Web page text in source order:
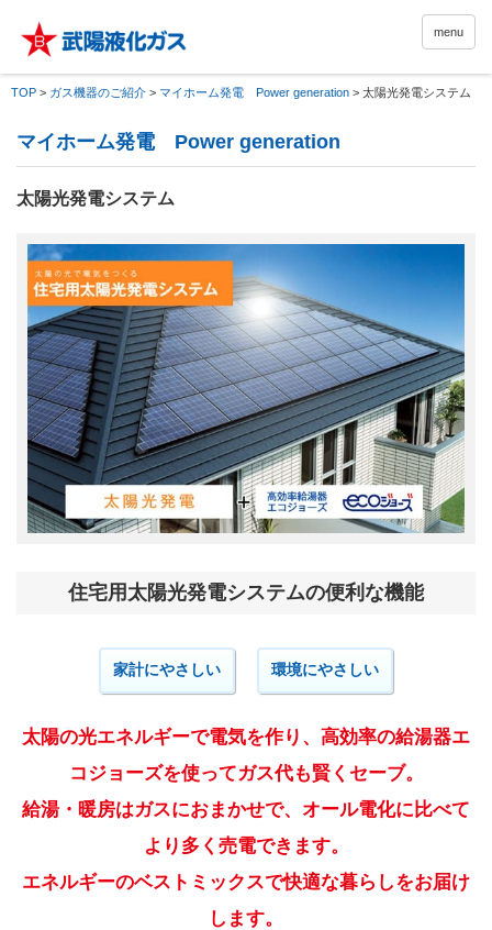
menu
TOP > ガス機器のご紹介 > マイホーム発電 Power generation > 太陽光発電システム
マイホーム発電 Power generation
太陽光発電システム
住宅用太陽光発電システムの便利な機能
家計にやさしい 環境にやさしい
太陽の光エネルギーで電気を作り、高効率の給湯器エ
コジョーズを使ってガス代も賢くセーブ。
給湯・暖房はガスにおまかせで、オール電化に比べて
より多く売電できます。
エネルギーのベストミックスで快適な暮らしをお届け
します。